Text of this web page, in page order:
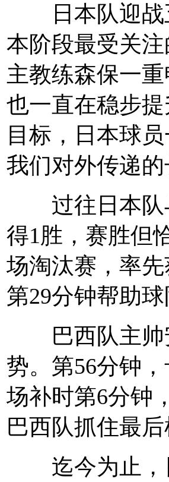
日本队迎战
本阶段最受关
主教练森保一
也一直在稳步
目标，日本球
我们对外传递
过往日本队
得1胜，赛胜但
场淘汰赛，率
第29分钟帮助
巴西队主帅
势。第56分钟
场补时第6分钟
巴西队抓住最
迄今为止，